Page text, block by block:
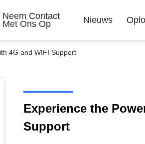
Neem Contact
Met Ons Op
Nieuws
4G and WIFI Support
Experience the
Support